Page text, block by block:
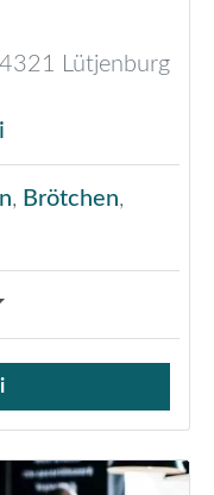
Lütjenburg
, Brötchen,